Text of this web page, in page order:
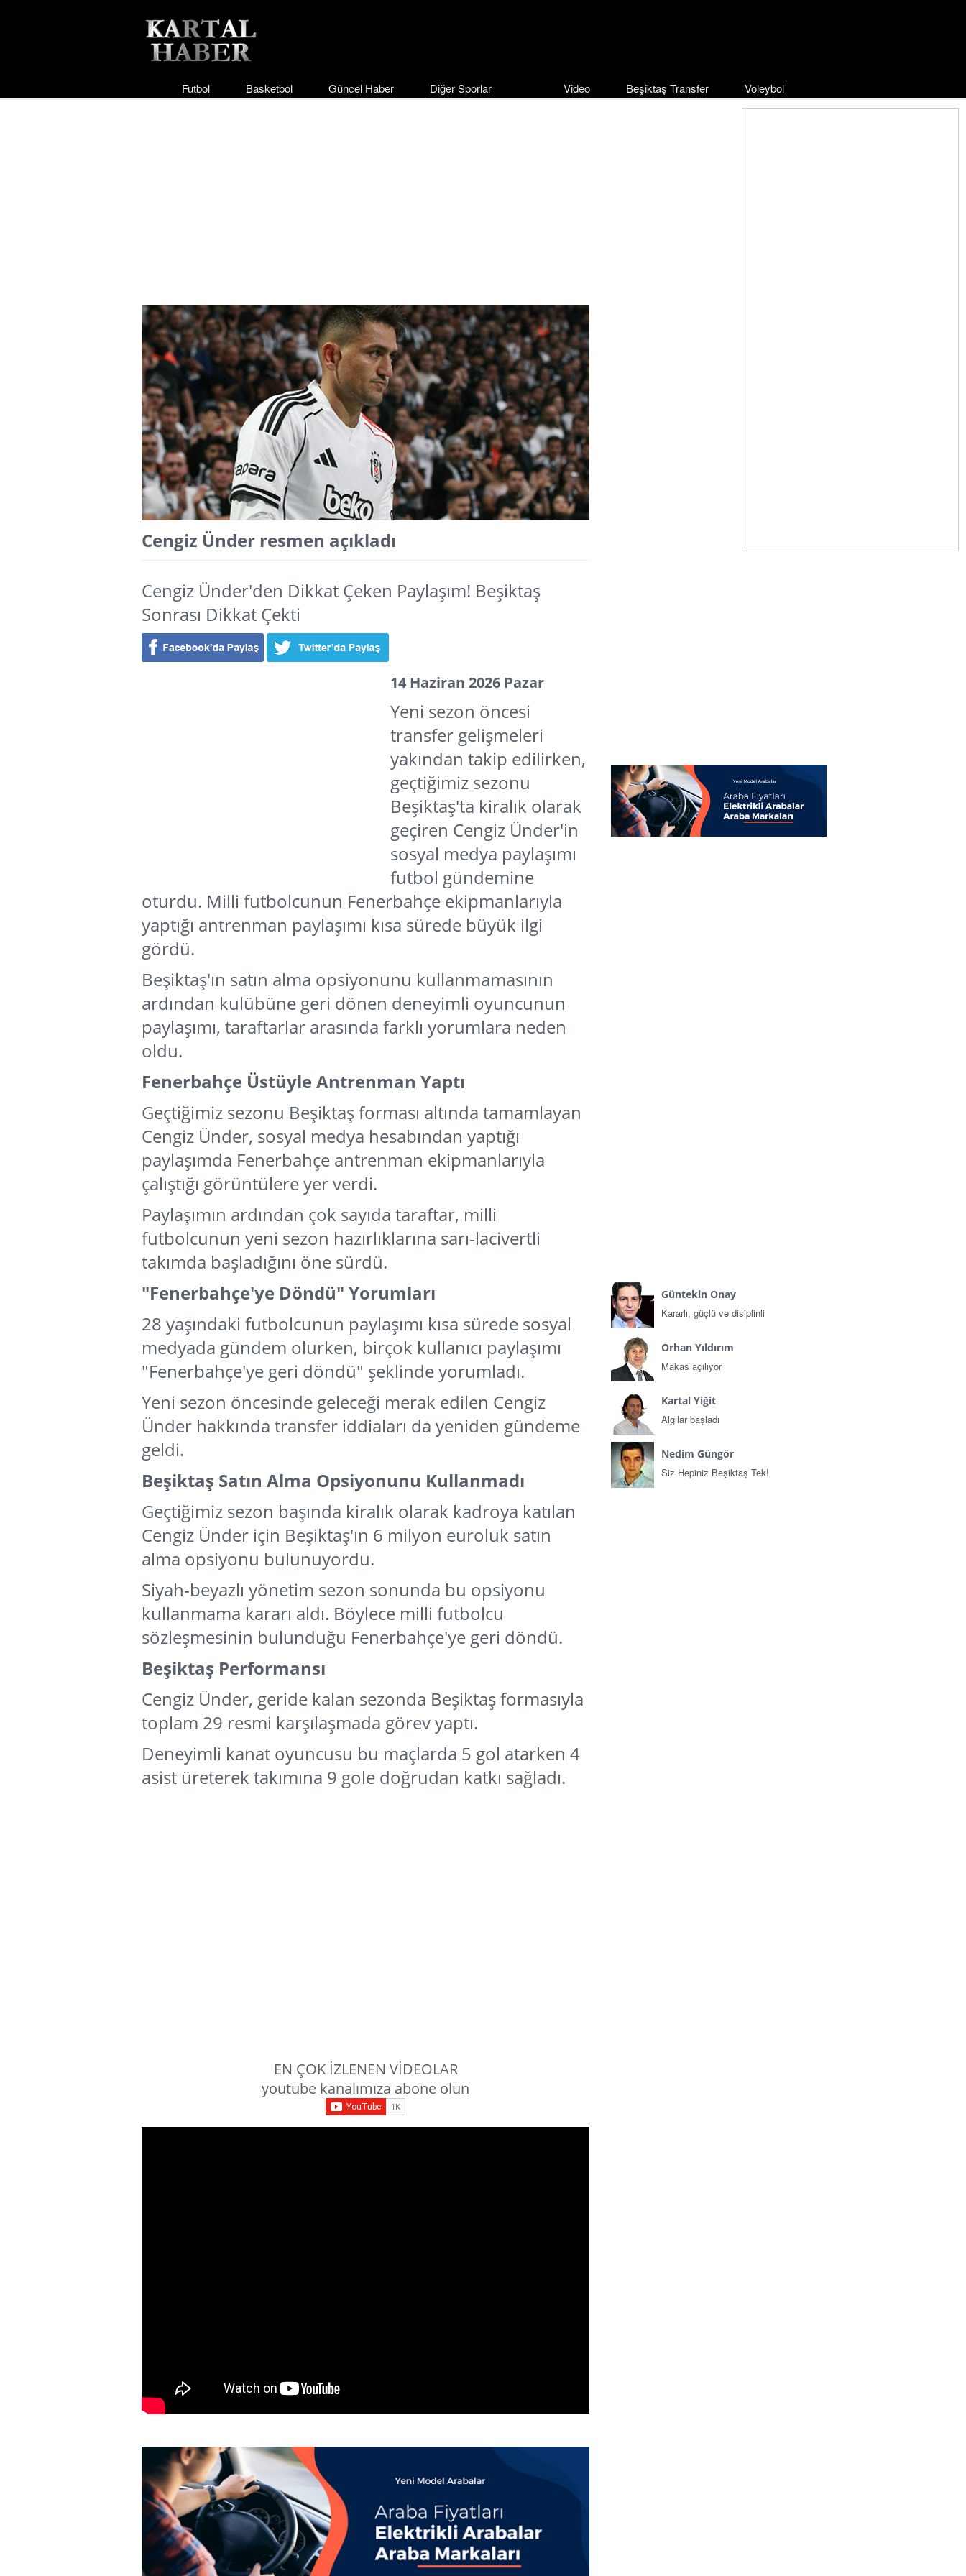
Futbol Basketbol Güncel Haber Diğer Sporlar Video Beşiktaş Transfer Voleybol
Cengiz Ünder resmen açıkladı
Cengiz Ünder'den Dikkat Çeken Paylaşım! Beşiktaş
Sonrası Dikkat Çekti
14 Haziran 2026 Pazar
Yeni sezon öncesi
transfer gelişmeleri
yakından takip edilirken,
geçtiğimiz sezonu
Beşiktaş'ta kiralık olarak
geçiren Cengiz Ünder'in
sosyal medya paylaşımı
futbol gündemine
oturdu. Milli futbolcunun Fenerbahçe ekipmanlarıyla
yaptığı antrenman paylaşımı kısa sürede büyük ilgi
gördü.
Beşiktaş'ın satın alma opsiyonunu kullanmamasının
ardından kulübüne geri dönen deneyimli oyuncunun
paylaşımı, taraftarlar arasında farklı yorumlara neden
oldu.
Fenerbahçe Üstüyle Antrenman Yaptı
Geçtiğimiz sezonu Beşiktaş forması altında tamamlayan
Cengiz Ünder, sosyal medya hesabından yaptığı
paylaşımda Fenerbahçe antrenman ekipmanlarıyla
çalıştığı görüntülere yer verdi.
Paylaşımın ardından çok sayıda taraftar, milli
futbolcunun yeni sezon hazırlıklarına sarı-lacivertli
takımda başladığını öne sürdü.
"Fenerbahçe'ye Döndü" Yorumları
28 yaşındaki futbolcunun paylaşımı kısa sürede sosyal
medyada gündem olurken, birçok kullanıcı paylaşımı
"Fenerbahçe'ye geri döndü" şeklinde yorumladı.
Yeni sezon öncesinde geleceği merak edilen Cengiz
Ünder hakkında transfer iddiaları da yeniden gündeme
geldi.
Beşiktaş Satın Alma Opsiyonunu Kullanmadı
Geçtiğimiz sezon başında kiralık olarak kadroya katılan
Cengiz Ünder için Beşiktaş'ın 6 milyon euroluk satın
alma opsiyonu bulunuyordu.
Siyah-beyazlı yönetim sezon sonunda bu opsiyonu
kullanmama kararı aldı. Böylece milli futbolcu
sözleşmesinin bulunduğu Fenerbahçe'ye geri döndü.
Beşiktaş Performansı
Cengiz Ünder, geride kalan sezonda Beşiktaş formasıyla
toplam 29 resmi karşılaşmada görev yaptı.
Deneyimli kanat oyuncusu bu maçlarda 5 gol atarken 4
asist üreterek takımına 9 gole doğrudan katkı sağladı.
EN ÇOK İZLENEN VİDEOLAR
youtube kanalımıza abone olun
Güntekin Onay
Kararlı, güçlü ve disiplinli
Orhan Yıldırım
Makas açılıyor
Kartal Yiğit
Algılar başladı
Nedim Güngör
Siz Hepiniz Beşiktaş Tek!